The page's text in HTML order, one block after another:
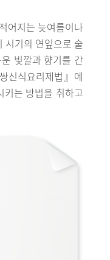
어지는 늦여름이나
시기의 연잎으로 술
빛깔과 향기를 간
신식요리제법』에
키는 방법을 취하고